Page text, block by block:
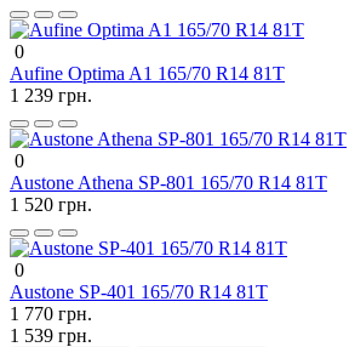
0
Aufine Optima A1 165/70 R14 81T
1 239 грн.
0
Austone Athena SP-801 165/70 R14 81T
1 520 грн.
0
Austone SP-401 165/70 R14 81T
1 770 грн.
1 539 грн.